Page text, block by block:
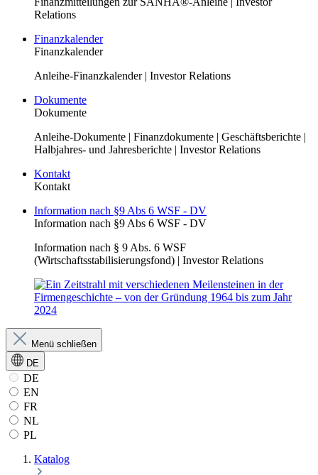
Relations
Finanzkalender
Finanzkalender
Anleihe-Finanzkalender | Investor Relations
Dokumente
Dokumente
Anleihe-Dokumente | Finanzdokumente | Geschäftsberichte |
Halbjahres- und Jahresberichte | Investor Relations
Kontakt
Kontakt
Information nach §9 Abs 6 WSF - DV
Information nach §9 Abs 6 WSF - DV
Information nach § 9 Abs. 6 WSF
(Wirtschaftsstabilisierungsfond) | Investor Relations
Menü schließen
DE
DE
EN
FR
NL
PL
Katalog